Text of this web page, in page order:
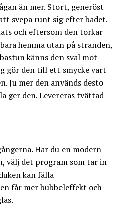
än mer. Stort, generöst
svepa runt sig efter badet.
och eftersom den torkar
hemma utan på stranden,
känns den sval mot
gör den till ett smycke vart
Ju mer den används desto
ger den. Levereras tvättad
Har du en modern
välj det program som tar in
kan fälla
får mer bubbeleffekt och